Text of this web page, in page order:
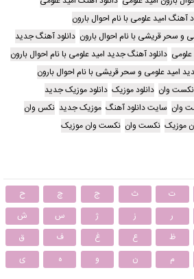
آهنگ امید علومی با نام احوال بارون
و سحر قریشی با نام احوال بارون دانلود آهنگ جدید
دانلود آهنگ جدید امید علومی با نام احوال بارون
امید علومی و سحر قریشی با نام احوال بارون
نکست وان دانلود موزیک دانلود موزیک جدید
وان سایت دانلود آهنگ موزیک جدید نکس وان
موزیک نکست وان نکست وان موزیک
ت ث ج چ
ح
ر ز ژ س
ش
ظ ع غ ف
ق
م ن و ه ی